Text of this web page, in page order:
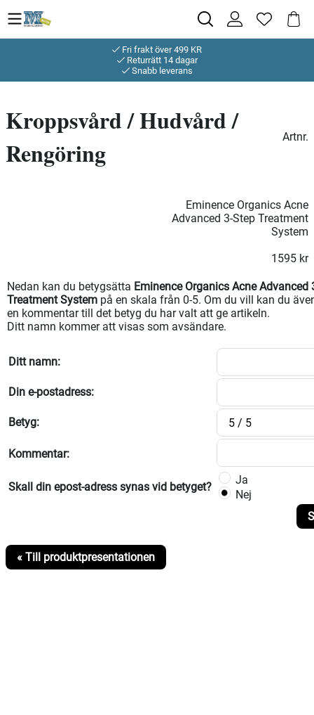
Fri frakt över 499 KR
Returrätt 14 dagar
Snabb leverans
Kroppsvård / Hudvård /
Rengöring
Artnr.
Eminence Organics Acne
Advanced 3-Step Treatment
System
1595 kr
Nedan kan du betygsätta Eminence Organics Acne Advanced
Treatment System på en skala från 0-5. Om du vill kan du
en kommentar till det betyg du har valt att ge artikeln.
Ditt namn kommer att visas som avsändare.
Ditt namn:
Din e-postadress:
Betyg:
Kommentar:
Skall din epost-adress synas vid betyget?
Ja
Nej
« Till produktpresentationen